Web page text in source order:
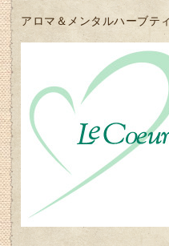
アロマ＆メンタルハーブテ